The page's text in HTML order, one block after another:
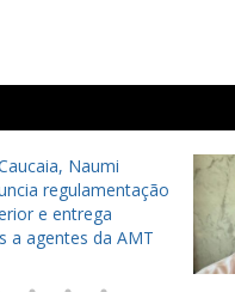
Naumi
regulamentação
e entrega
a agentes da AMT